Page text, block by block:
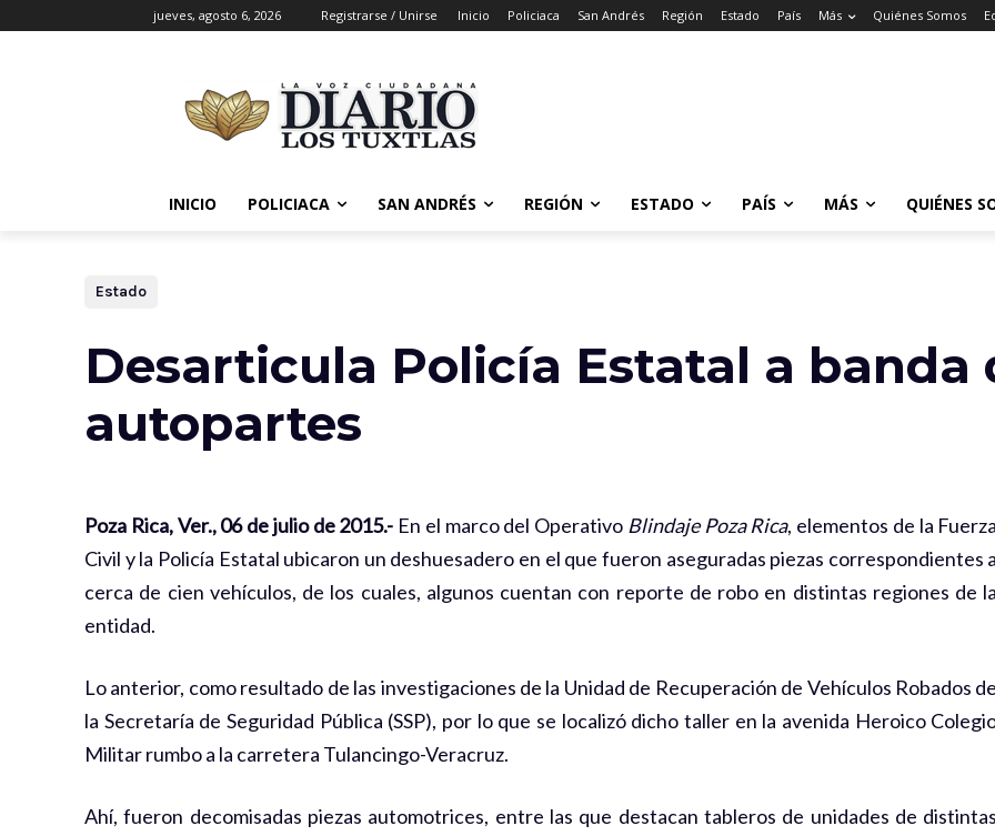
jueves, agosto 6, 2026 Registrarse / Unirse Inicio Policiaca San Andrés Región Estado País Más Quiénes Somos
INICIO POLICIACA SAN ANDRÉS REGIÓN ESTADO PAÍS MÁS QUIÉNES
Estado
Desarticula Policía Estatal a banda
autopartes
Poza Rica, Ver., 06 de julio de 2015.- En el marco del Operativo Blindaje Poza Rica, elementos de la Fuerza
Civil y la Policía Estatal ubicaron un deshuesadero en el que fueron aseguradas piezas correspondientes a
cerca de cien vehículos, de los cuales, algunos cuentan con reporte de robo en distintas regiones de la
entidad.
Lo anterior, como resultado de las investigaciones de la Unidad de Recuperación de Vehículos Robados de
la Secretaría de Seguridad Pública (SSP), por lo que se localizó dicho taller en la avenida Heroico
Militar rumbo a la carretera Tulancingo-Veracruz.
Ahí, fueron decomisadas piezas automotrices, entre las que destacan tableros de unidades de distintas